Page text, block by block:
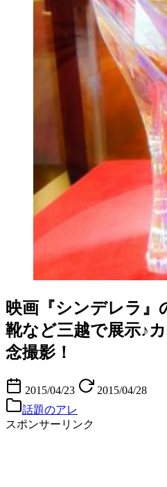
映画『シンデレラ』
靴など三越で展示♪
念撮影！
2015/04/23
2015/04/28
話題のアレ
スポンサーリンク